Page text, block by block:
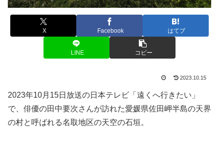
X Facebook はてブ
LINE コピー
2023.10.15
2023年10月15日放送の日本テレビ「遠くへ行きたい」
で、俳優の田中要次さんが訪れた愛媛県佐田岬半島の天界
の村と呼ばれる名取地区の天空の石垣。